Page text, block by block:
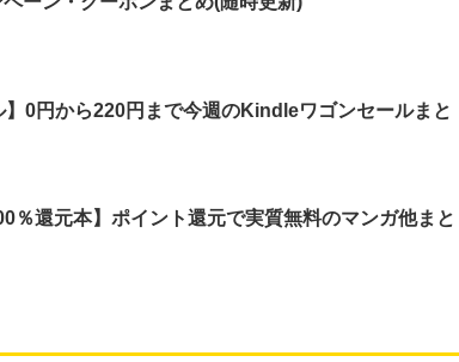
】0円から220円まで今週のKindleワゴンセールまと
％還元本】ポイント還元で実質無料のマンガ他まと